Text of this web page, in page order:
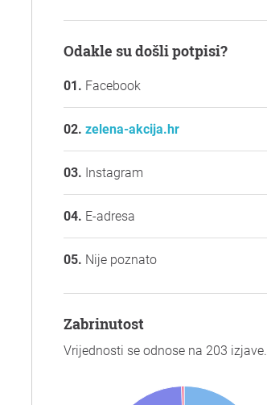
Odakle su došli potpisi?
Facebook
zelena-akcija.hr
Instagram
E-adresa
Nije poznato
Zabrinutost
Vrijednosti se odnose na 203 izjave.